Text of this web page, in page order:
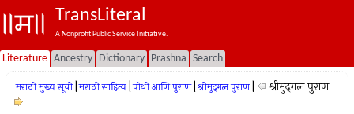
TransLiteral
A Nonprofit Public Service Initiative.
Literature Ancestry Dictionary Prashna Search
मराठी मुख्य सूची मराठी साहित्य पोथी आणि पुराण श्रीमुद्‍गल पुराण श्रीमुद्‍गल पुराण